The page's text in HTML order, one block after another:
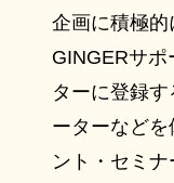
企画に積極
GINGERサ
ターに登録
ーターなど
ント・セミ